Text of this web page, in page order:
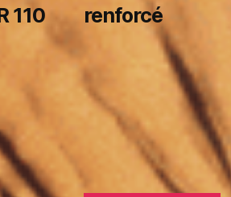
110
renforcé